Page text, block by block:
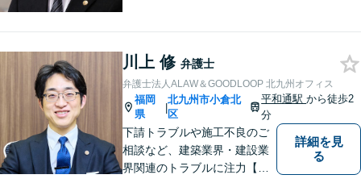
川上 修 弁護士
弁護士法人ALAW＆GOODLOOP 北九州オフィス
福岡
県
|
北九州市小倉北
区
平和通駅から徒歩2
分
下請トラブルや施工不良のご
相談など、建築業界・建設業
界関連のトラブルに注力【企
詳細を見
る